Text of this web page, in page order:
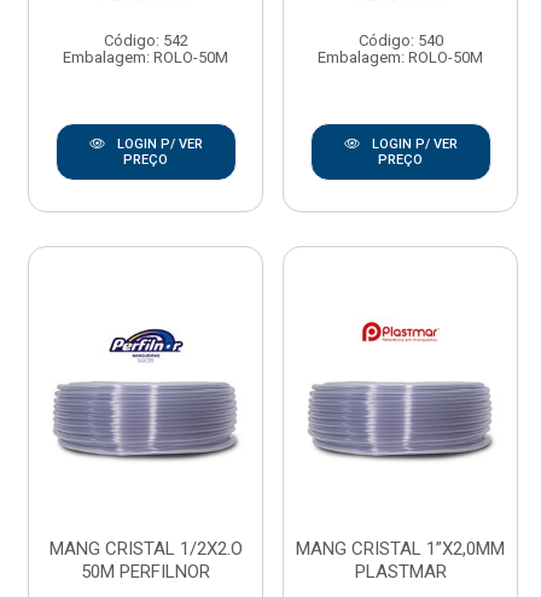
Código: 542
Embalagem: ROLO-50M
LOGIN P/ VER
PREÇO
Código: 540
Embalagem: ROLO-50M
LOGIN P/ VER
PREÇO
MANG CRISTAL 1/2X2.O
50M PERFILNOR
MANG CRISTAL 1”X2,0MM
PLASTMAR